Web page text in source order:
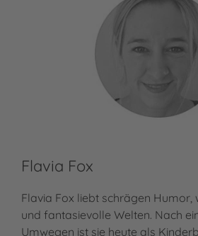
Flavia Fox
Flavia Fox liebt schrägen Humor,
und fantasievolle Welten. Nach
Umwegen ist sie heute als